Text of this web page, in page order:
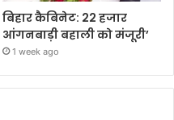
बिहार कैबिनेट: 22 हजार
आंगनबाड़ी बहाली को मंजूरी’
1 week ago